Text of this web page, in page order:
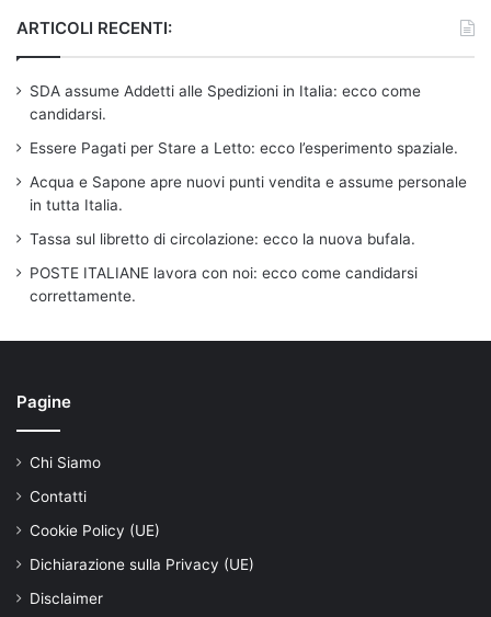
ARTICOLI RECENTI:
SDA assume Addetti alle Spedizioni in Italia: ecco come
candidarsi.
Essere Pagati per Stare a Letto: ecco l’esperimento spaziale.
Acqua e Sapone apre nuovi punti vendita e assume personale
in tutta Italia.
Tassa sul libretto di circolazione: ecco la nuova bufala.
POSTE ITALIANE lavora con noi: ecco come candidarsi
correttamente.
Pagine
Chi Siamo
Contatti
Cookie Policy (UE)
Dichiarazione sulla Privacy (UE)
Disclaimer